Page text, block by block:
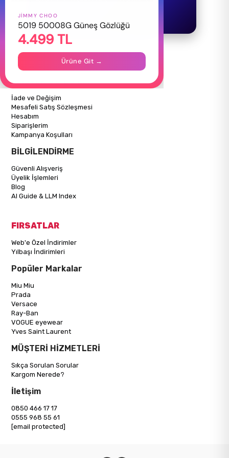
HAKKIMIZDA
Hakkımızda
Gizlilik Politikası
İletişim
Mağazalarımız
ALIŞVERİŞ BİLGİLERİ
İade ve Değişim
Mesafeli Satış Sözleşmesi
Hesabım
Siparişlerim
Kampanya Koşulları
BİLGİLENDİRME
Güvenli Alışveriş
Üyelik İşlemleri
Blog
AI Guide & LLM Index
FIRSATLAR
Web'e Özel İndirimler
Yılbaşı İndirimleri
Popüler Markalar
Miu Miu
Prada
Versace
Ray-Ban
VOGUE eyewear
Yves Saint Laurent
MÜŞTERİ HİZMETLERİ
Sıkça Sorulan Sorular
Kargom Nerede?
İletişim
0850 466 17 17
0555 968 55 61
[email protected]
JIMMY CHOO
5019 50008G Güneş Gözlüğü
4.499 TL
Ürüne Git →